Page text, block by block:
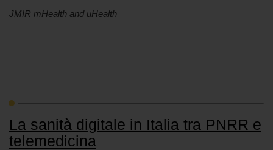
JMIR mHealth and uHealth
La sanità digitale in Italia tra PNRR e
telemedicina